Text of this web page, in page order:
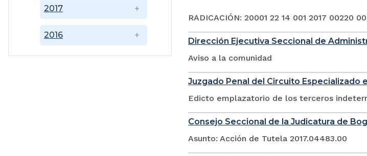
2016
2017
RADICACIÓN: 20001 22 14 001 2017 00220 00
Dirección Ejecutiva Seccional de
Aviso a la comunidad
Juzgado Penal del Circuito Especializado
Edicto emplazatorio de los terceros
Consejo Seccional de la Judicatura de
Asunto: Acción de Tutela 2017.04483.00